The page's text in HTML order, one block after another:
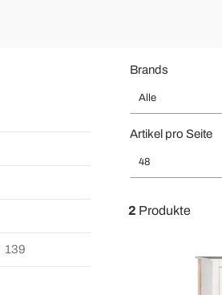
139
Brands
Alle
Artikel pro Seite
48
2 Produkte